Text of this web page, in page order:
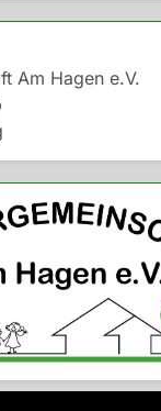
Am Hagen e.V.